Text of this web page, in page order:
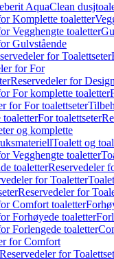
AquaClean
Komplette toaletter
Vegghengte toaletter
Gulvstående
for Toalettseter
for For
Reservedeler for
For komplette toaletter
for For toalettseter
toaletterFor toalettseter
og komplette
Toalett og
Vegghengte toaletter
toaletterReservedeler
for Toaletter
Reservedeler for
Comfort toaletter
Forhøyede toaletter
Forlengede toaletter
for Comfort
Reservedeler for